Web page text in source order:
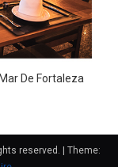
De Fortaleza
reserved.
Theme: